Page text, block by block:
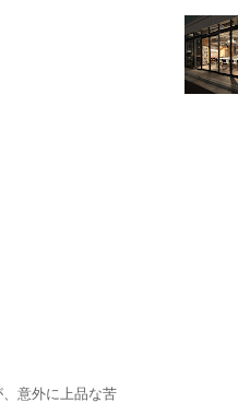
意外に上品な苦